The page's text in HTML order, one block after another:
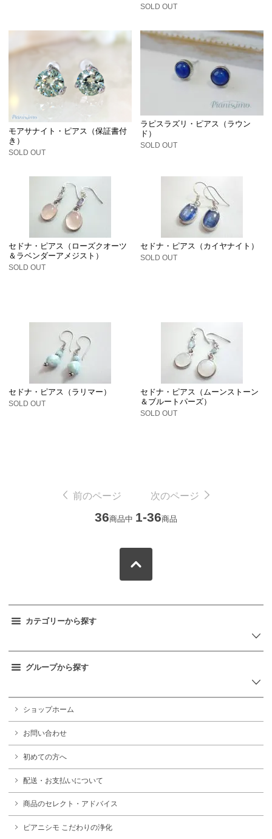
SOLD OUT
モアサナイト・ピアス（保証書付
き）
SOLD OUT
ラピスラズリ・ピアス（ラウン
ド）
SOLD OUT
セドナ・ピアス（ローズクオーツ
＆ラベンダーアメジスト）
SOLD OUT
セドナ・ピアス（カイヤナイト）
SOLD OUT
セドナ・ピアス（ラリマー）
SOLD OUT
セドナ・ピアス（ムーンストーン
＆ブルートパーズ）
SOLD OUT
前のページ 次のページ
36商品中 1-36商品
カテゴリーから探す
グループから探す
ショップホーム
お問い合わせ
初めての方へ
配送・お支払いについて
商品のセレクト・アドバイス
ピアニシモ こだわりの浄化